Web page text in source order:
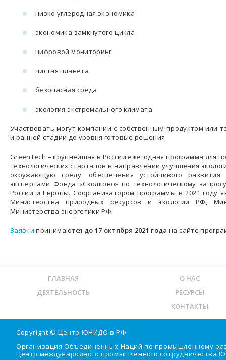
низко углеродная экономика
экономика замкнутого цикла
цифровой мониторинг
чистая планета
безопасная среда
экология экстремального климата
Участвовать могут компании с собственным продуктом или
и ранней стадии до уровня готовые решения
GreenTech – крупнейшая в России ежегодная программа для
технологических стартапов в направлении улучшения
окружающую среду, обеспечения устойчивого
экспертами Фонда «Сколково» по технологическому
России и Европы. Соорганизатором программы в 2021 году
Министерства природных ресурсов и экологии РФ,
Министерства энергетики РФ.
Заявки принимаются до 17 октября 2021 года на сайте
ГЛАВНАЯ
О НАС
ДЕЯТЕЛЬНОСТЬ
РЕСУРСЫ
КОНТАКТЫ
Copyright ©Центр ЮНИДО в РФ
Организация Объединенных Наций по промышленному
Центр международного промышленного сотрудничества